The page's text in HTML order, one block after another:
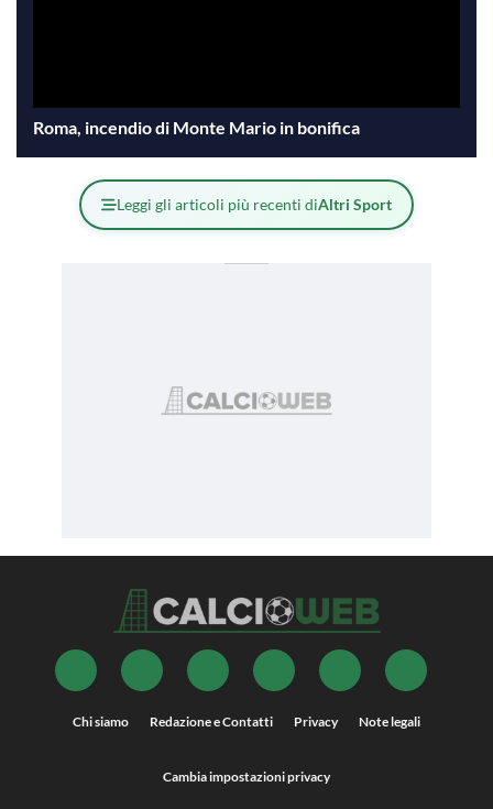
Roma, incendio di Monte Mario in bonifica
Leggi gli articoli più recenti diAltri Sport
Chi siamo Redazione e Contatti Privacy Note legali
Cambia impostazioni privacy